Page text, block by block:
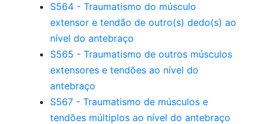
S564 - Traumatismo do músculo
extensor e tendão de outro(s) dedo(s) ao
nível do antebraço
S565 - Traumatismo de outros músculos
extensores e tendões ao nível do
antebraço
S567 - Traumatismo de músculos e
tendões múltiplos ao nível do antebraço